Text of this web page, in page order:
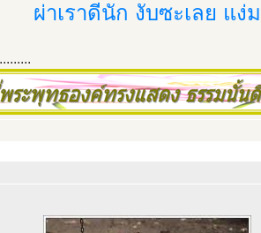
ผ่าเราดีนัก งับซะเลย แง่ม